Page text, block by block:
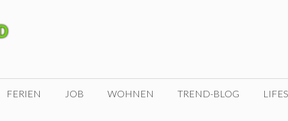
FERIEN JOB WOHNEN TREND-BLOG